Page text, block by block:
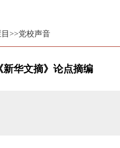
>>党校声音
华文摘》论点摘编